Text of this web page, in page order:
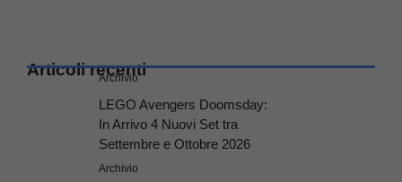
Articoli recenti
Archivio
LEGO Avengers Doomsday:
In Arrivo 4 Nuovi Set tra
Settembre e Ottobre 2026
Archivio